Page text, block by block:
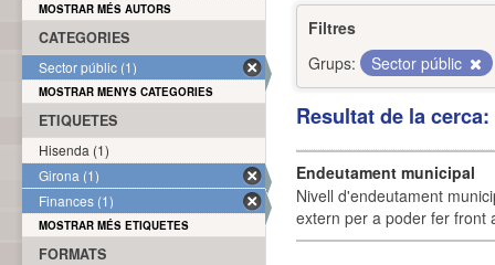
Filtres
Grups:
Sector públic
Resultat de la
Endeutament municipal
Nivell d'endeutament
extern per a poder fer front
MOSTRAR MÉS AUTORS
CATEGORIES
Sector públic (1)
MOSTRAR MENYS CATEGORIES
ETIQUETES
Hisenda (1)
Girona (1)
Finances (1)
MOSTRAR MÉS ETIQUETES
FORMATS